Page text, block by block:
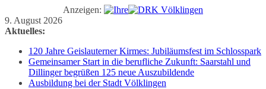
Anzeigen:
Zum
Inhalt
9. August 2026
Aktuelles:
120 Jahre Geislauterner Kirmes: Jubiläumsfest im Schlosspark
Gemeinsamer Start in die berufliche Zukunft: Saarstahl und
Dillinger begrüßen 125 neue Auszubildende
Ausbildung bei der Stadt Völklingen